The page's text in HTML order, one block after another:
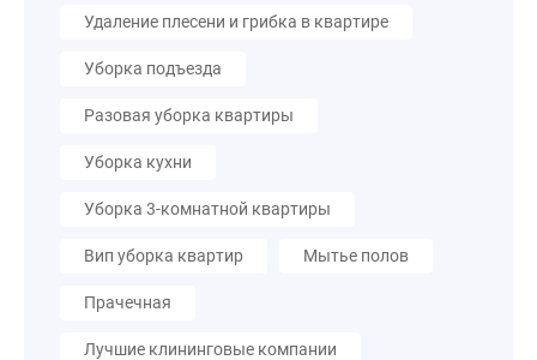
Удаление плесени и грибка в квартире
Уборка подъезда
Разовая уборка квартиры
Уборка кухни
Уборка 3-комнатной квартиры
Вип уборка квартир Мытье полов
Прачечная
Лучшие клининговые компании